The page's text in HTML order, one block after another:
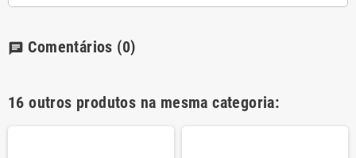
chat Comentários (0)
16 outros produtos na mesma categoria: